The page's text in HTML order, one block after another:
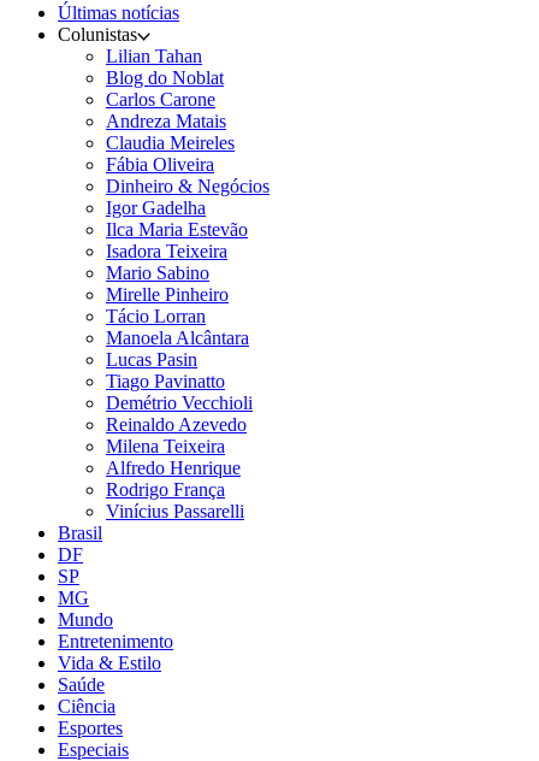
Últimas notícias
Colunistas
Lilian Tahan
Blog do Noblat
Carlos Carone
Andreza Matais
Claudia Meireles
Fábia Oliveira
Dinheiro & Negócios
Igor Gadelha
Ilca Maria Estevão
Isadora Teixeira
Mario Sabino
Mirelle Pinheiro
Tácio Lorran
Manoela Alcântara
Lucas Pasin
Tiago Pavinatto
Demétrio Vecchioli
Reinaldo Azevedo
Milena Teixeira
Alfredo Henrique
Rodrigo França
Vinícius Passarelli
Brasil
DF
SP
MG
Mundo
Entretenimento
Vida & Estilo
Saúde
Ciência
Esportes
Especiais